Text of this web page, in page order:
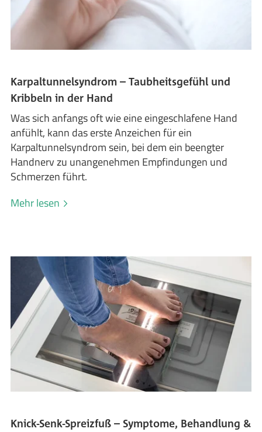
Karpaltunnelsyndrom – Taubheitsgefühl und
Kribbeln in der Hand
Was sich anfangs oft wie eine eingeschlafene Hand
anfühlt, kann das erste Anzeichen für ein
Karpaltunnelsyndrom sein, bei dem ein beengter
Handnerv zu unangenehmen Empfindungen und
Schmerzen führt.
Mehr lesen
Knick-Senk-Spreizfuß – Symptome, Behandlung &